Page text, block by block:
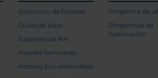
Directorio de hoteles
Guías de viaje
Experiencia NH
Hoteles familiares
Hoteles Eco sostenibles
Programa de
Programas de
fidelización